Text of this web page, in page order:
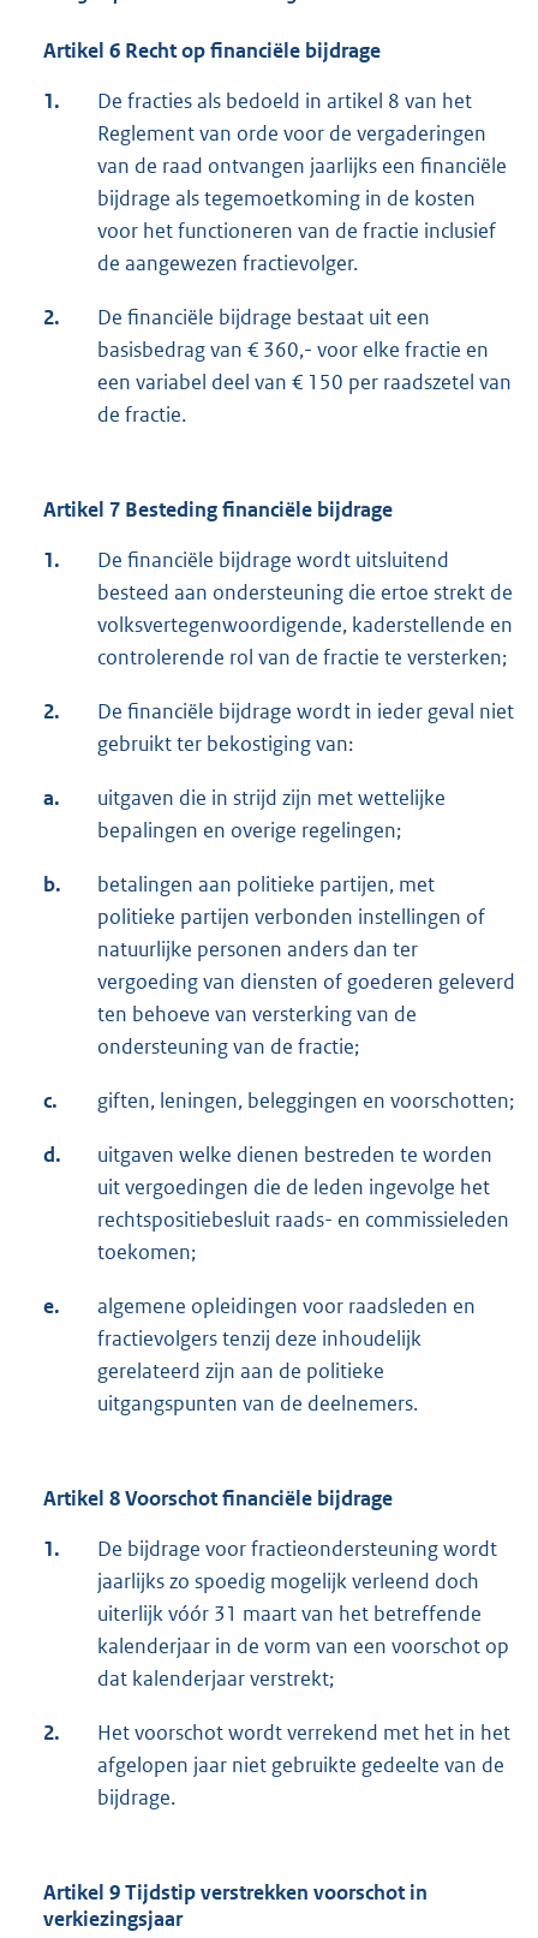
Artikel 6 Recht op financiële bijdrage
1.
De fracties als bedoeld in artikel 8 van het
Reglement van orde voor de vergaderingen
van de raad ontvangen jaarlijks een financiële
bijdrage als tegemoetkoming in de kosten
voor het functioneren van de fractie inclusief
de aangewezen fractievolger.
2.
De financiële bijdrage bestaat uit een
basisbedrag van € 360,- voor elke fractie en
een variabel deel van € 150 per raadszetel van
de fractie.
Artikel 7 Besteding financiële bijdrage
1.
De financiële bijdrage wordt uitsluitend
besteed aan ondersteuning die ertoe strekt de
volksvertegenwoordigende, kaderstellende en
controlerende rol van de fractie te versterken;
2.
De financiële bijdrage wordt in ieder geval niet
gebruikt ter bekostiging van:
a.
uitgaven die in strijd zijn met wettelijke
bepalingen en overige regelingen;
b.
betalingen aan politieke partijen, met
politieke partijen verbonden instellingen of
natuurlijke personen anders dan ter
vergoeding van diensten of goederen geleverd
ten behoeve van versterking van de
ondersteuning van de fractie;
c. giften, leningen, beleggingen en voorschotten;
d.
uitgaven welke dienen bestreden te worden
uit vergoedingen die de leden ingevolge het
rechtspositiebesluit raads- en commissieleden
toekomen;
e.
algemene opleidingen voor raadsleden en
fractievolgers tenzij deze inhoudelijk
gerelateerd zijn aan de politieke
uitgangspunten van de deelnemers.
Artikel 8 Voorschot financiële bijdrage
1.
De bijdrage voor fractieondersteuning wordt
jaarlijks zo spoedig mogelijk verleend doch
uiterlijk vóór 31 maart van het betreffende
kalenderjaar in de vorm van een voorschot op
dat kalenderjaar verstrekt;
2.
Het voorschot wordt verrekend met het in het
afgelopen jaar niet gebruikte gedeelte van de
bijdrage.
Artikel 9 Tijdstip verstrekken voorschot in
verkiezingsjaar